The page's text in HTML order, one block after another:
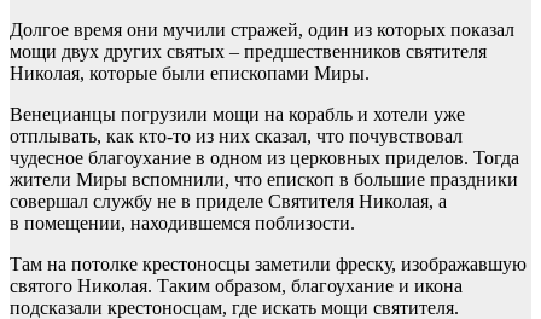
Долгое время они мучили стражей, один из которых показал
мощи двух других святых – предшественников святителя
Николая, которые были епископами Миры.
Венецианцы погрузили мощи на корабль и хотели уже
отплывать, как кто-то из них сказал, что почувствовал
чудесное благоухание в одном из церковных приделов. Тогда
жители Миры вспомнили, что епископ в большие праздники
совершал службу не в приделе Святителя Николая, а
в помещении, находившемся поблизости.
Там на потолке крестоносцы заметили фреску, изображавшую
святого Николая. Таким образом, благоухание и икона
подсказали крестоносцам, где искать мощи святителя.